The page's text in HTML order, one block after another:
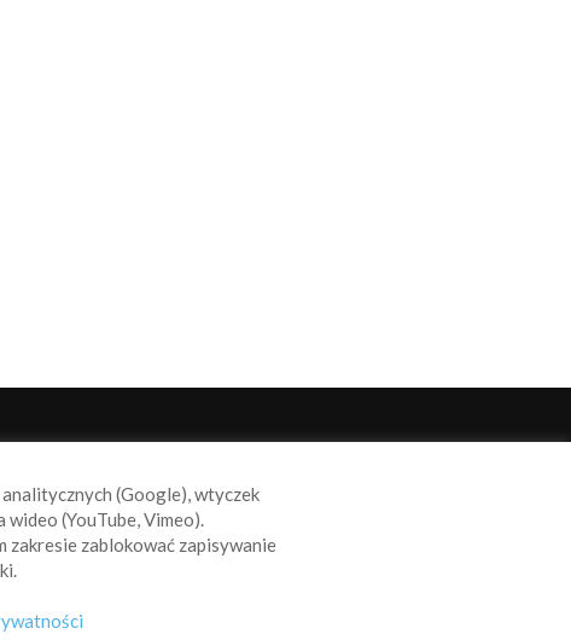
(Google), wtyczek
(YouTube, Vimeo).
zakresie zablokować zapisywanie